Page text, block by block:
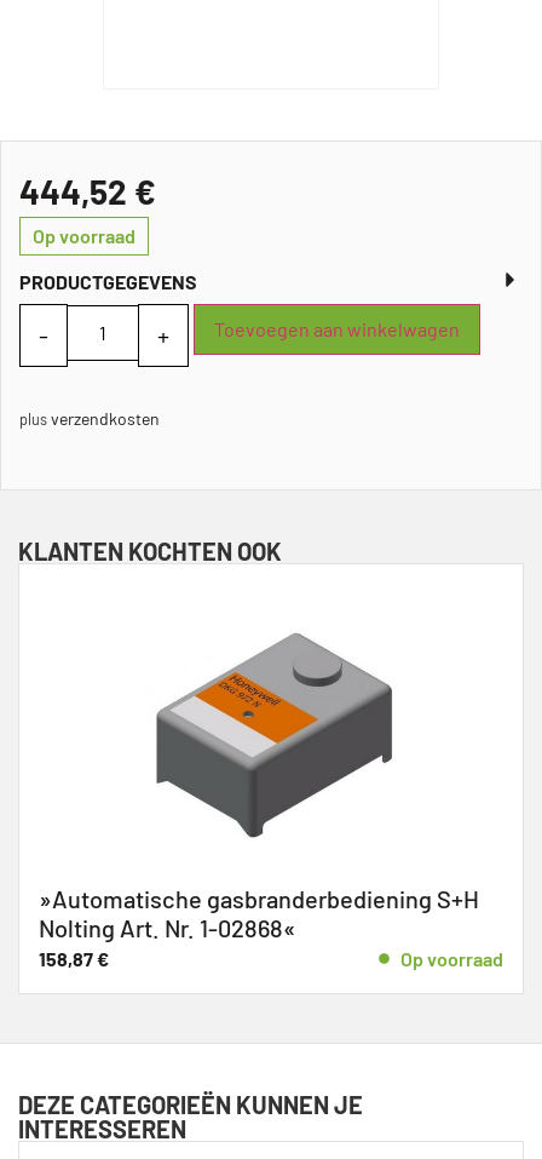
444,52 €
Op voorraad
PRODUCTGEGEVENS
Toevoegen aan winkelwagen
plusverzendkosten
KLANTEN KOCHTEN OOK
»Automatische gasbranderbediening S+H
Nolting Art. Nr. 1-02868«
158,87€ Op voorraad
DEZE CATEGORIEËN KUNNEN JE
INTERESSEREN